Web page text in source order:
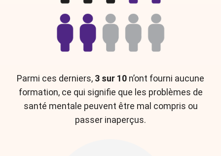
Parmi ces derniers, 3 sur 10 n’ont fourni aucune
formation, ce qui signifie que les problèmes de
santé mentale peuvent être mal compris ou
passer inaperçus.